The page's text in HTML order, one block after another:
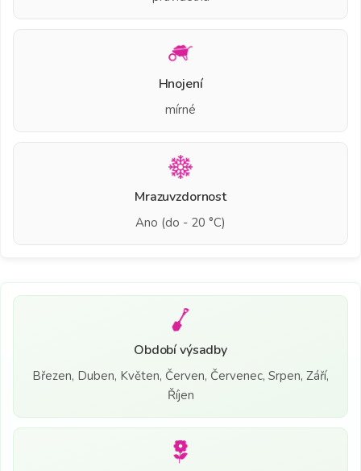
Hnojení
mírné
Mrazuvzdornost
Ano (do - 20 °C)
Období výsadby
Březen, Duben, Květen, Červen, Červenec, Srpen, Září,
Říjen